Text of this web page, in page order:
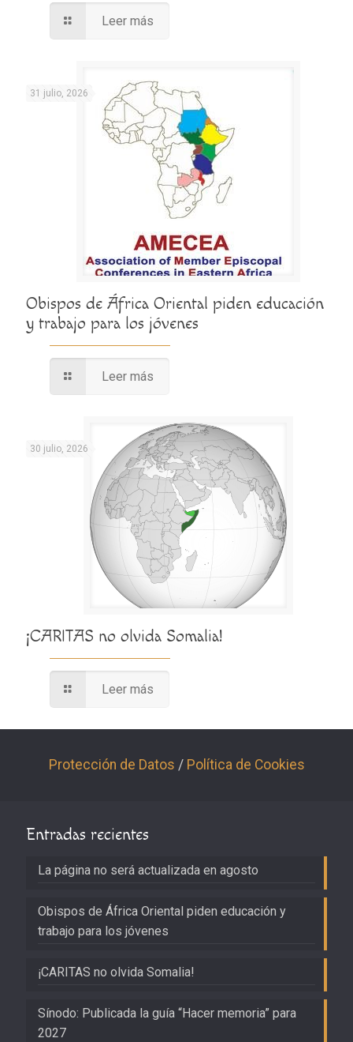
Leer más
31 julio, 2026
Obispos de África Oriental piden educación
y trabajo para los jóvenes
Leer más
30 julio, 2026
¡CARITAS no olvida Somalia!
Leer más
Protección de Datos / Política de Cookies
Entradas recientes
La página no será actualizada en agosto
Obispos de África Oriental piden educación y
trabajo para los jóvenes
¡CARITAS no olvida Somalia!
Sínodo: Publicada la guía “Hacer memoria” para
2027